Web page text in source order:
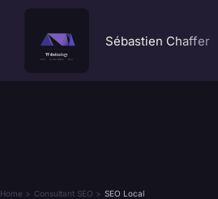
contenu
Sébastien Chaffer
Home Consultant SEO SEO Local